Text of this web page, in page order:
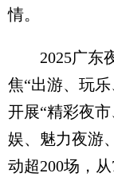
情。
2025广东夜
焦“出游、玩
开展“精彩夜
娱、魅力夜游
动超200场，从